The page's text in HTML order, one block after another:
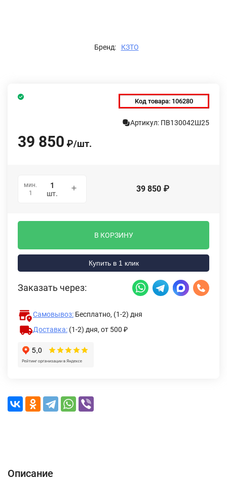
Бренд: КЗТО
Код товара: 106280
Артикул: ПВ130042Ш25
39 850 ₽/шт.
мин.
1
шт. 39 850 ₽
В КОРЗИНУ
Купить в 1 клик
Заказать через:
Самовывоз: Бесплатно, (1-2) дня
Доставка: (1-2) дня, от 500 ₽
Описание